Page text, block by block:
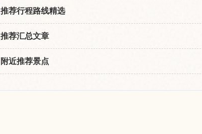
推荐行程路线精选
推荐汇总文章
附近推荐景点